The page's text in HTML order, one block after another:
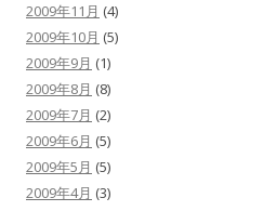
2009年11月 (4)
2009年10月 (5)
2009年9月 (1)
2009年8月 (8)
2009年7月 (2)
2009年6月 (5)
2009年5月 (5)
2009年4月 (3)